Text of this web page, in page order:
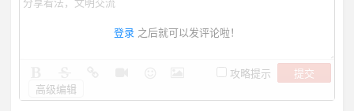
登录 之后就可以发评论啦！
攻略提示
提交
高级编辑